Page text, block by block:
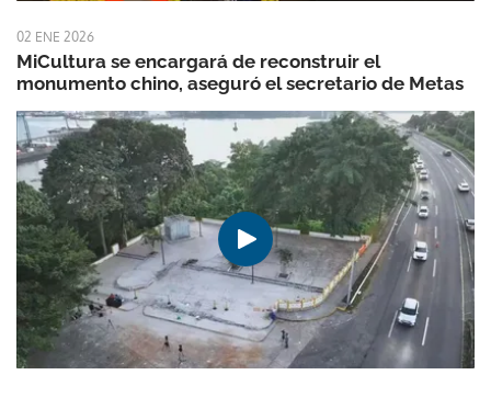
02 ENE 2026
MiCultura se encargará de reconstruir el
monumento chino, aseguró el secretario de Metas